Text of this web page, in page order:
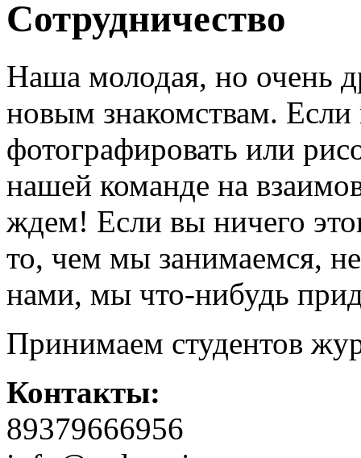
Сотрудничество
Наша молодая, но очень
новым знакомствам. Если
фотографировать или
нашей команде на
ждем! Если вы ничего
то, чем мы занимаемся,
нами, мы что-нибудь
Принимаем студентов
Контакты:
89379666956